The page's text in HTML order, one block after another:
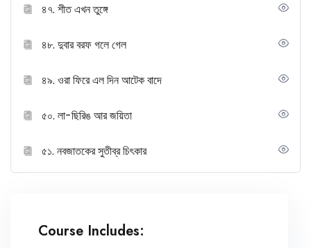
৪৭. শীত এখন তুঙ্গে
৪৮. দুবার বরফ গলে গেল
৪৯. ওরা ফিরে এল দিন আটেক বাদে
৫০. লা-ছিরিঙ আর জয়িতা
৫১. নবজাতকের সুতীব্র চিৎকার
Course Includes: